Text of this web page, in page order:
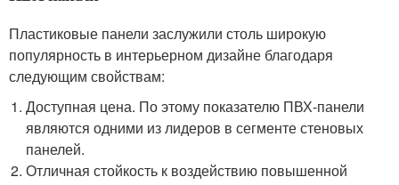
Пластиковые панели заслужили столь широкую
популярность в интерьерном дизайне благодаря
следующим свойствам:
Доступная цена. По этому показателю ПВХ-панели
являются одними из лидеров в сегменте стеновых
панелей.
Отличная стойкость к воздействию повышенной